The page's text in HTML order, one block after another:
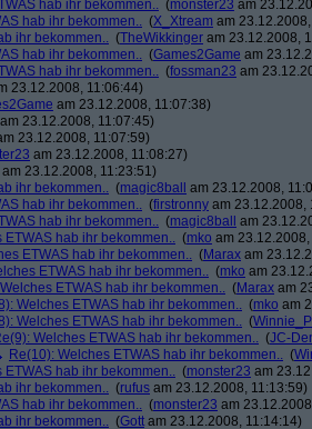
hab ihr bekommen.. (monster23 am
hab ihr bekommen.. (X_Xtream am
ihr bekommen.. (TheWikkinger am 23.12.2008,
hab ihr bekommen.. (Games2Game am
hab ihr bekommen.. (fossman23 am
23.12.2008, 11:06:44)
am 23.12.2008, 11:07:38)
am 23.12.2008, 11:07:45)
23.12.2008, 11:07:59)
am 23.12.2008, 11:08:27)
am 23.12.2008, 11:23:51)
ihr bekommen.. (magic8ball
am 23.12.2008,
hab ihr bekommen.. (firstronny am 23.12.2008,
hab ihr bekommen.. (magic8ball
am
ETWAS hab ihr bekommen.. (mko am
ETWAS hab ihr bekommen.. (Marax am
ETWAS hab ihr bekommen.. (mko am
ETWAS hab ihr bekommen.. (Marax am
Welches ETWAS hab ihr bekommen.. (mko am
Welches ETWAS hab ihr bekommen.. (
Welches ETWAS hab ihr bekommen.. (JC-
Re(10): Welches ETWAS hab ihr bekommen.. (
ETWAS hab ihr bekommen.. (monster23 am
ihr bekommen.. (rufus am 23.12.2008, 11:13:59)
hab ihr bekommen.. (monster23 am
ihr bekommen.. (Gott am 23.12.2008, 11:14:14)